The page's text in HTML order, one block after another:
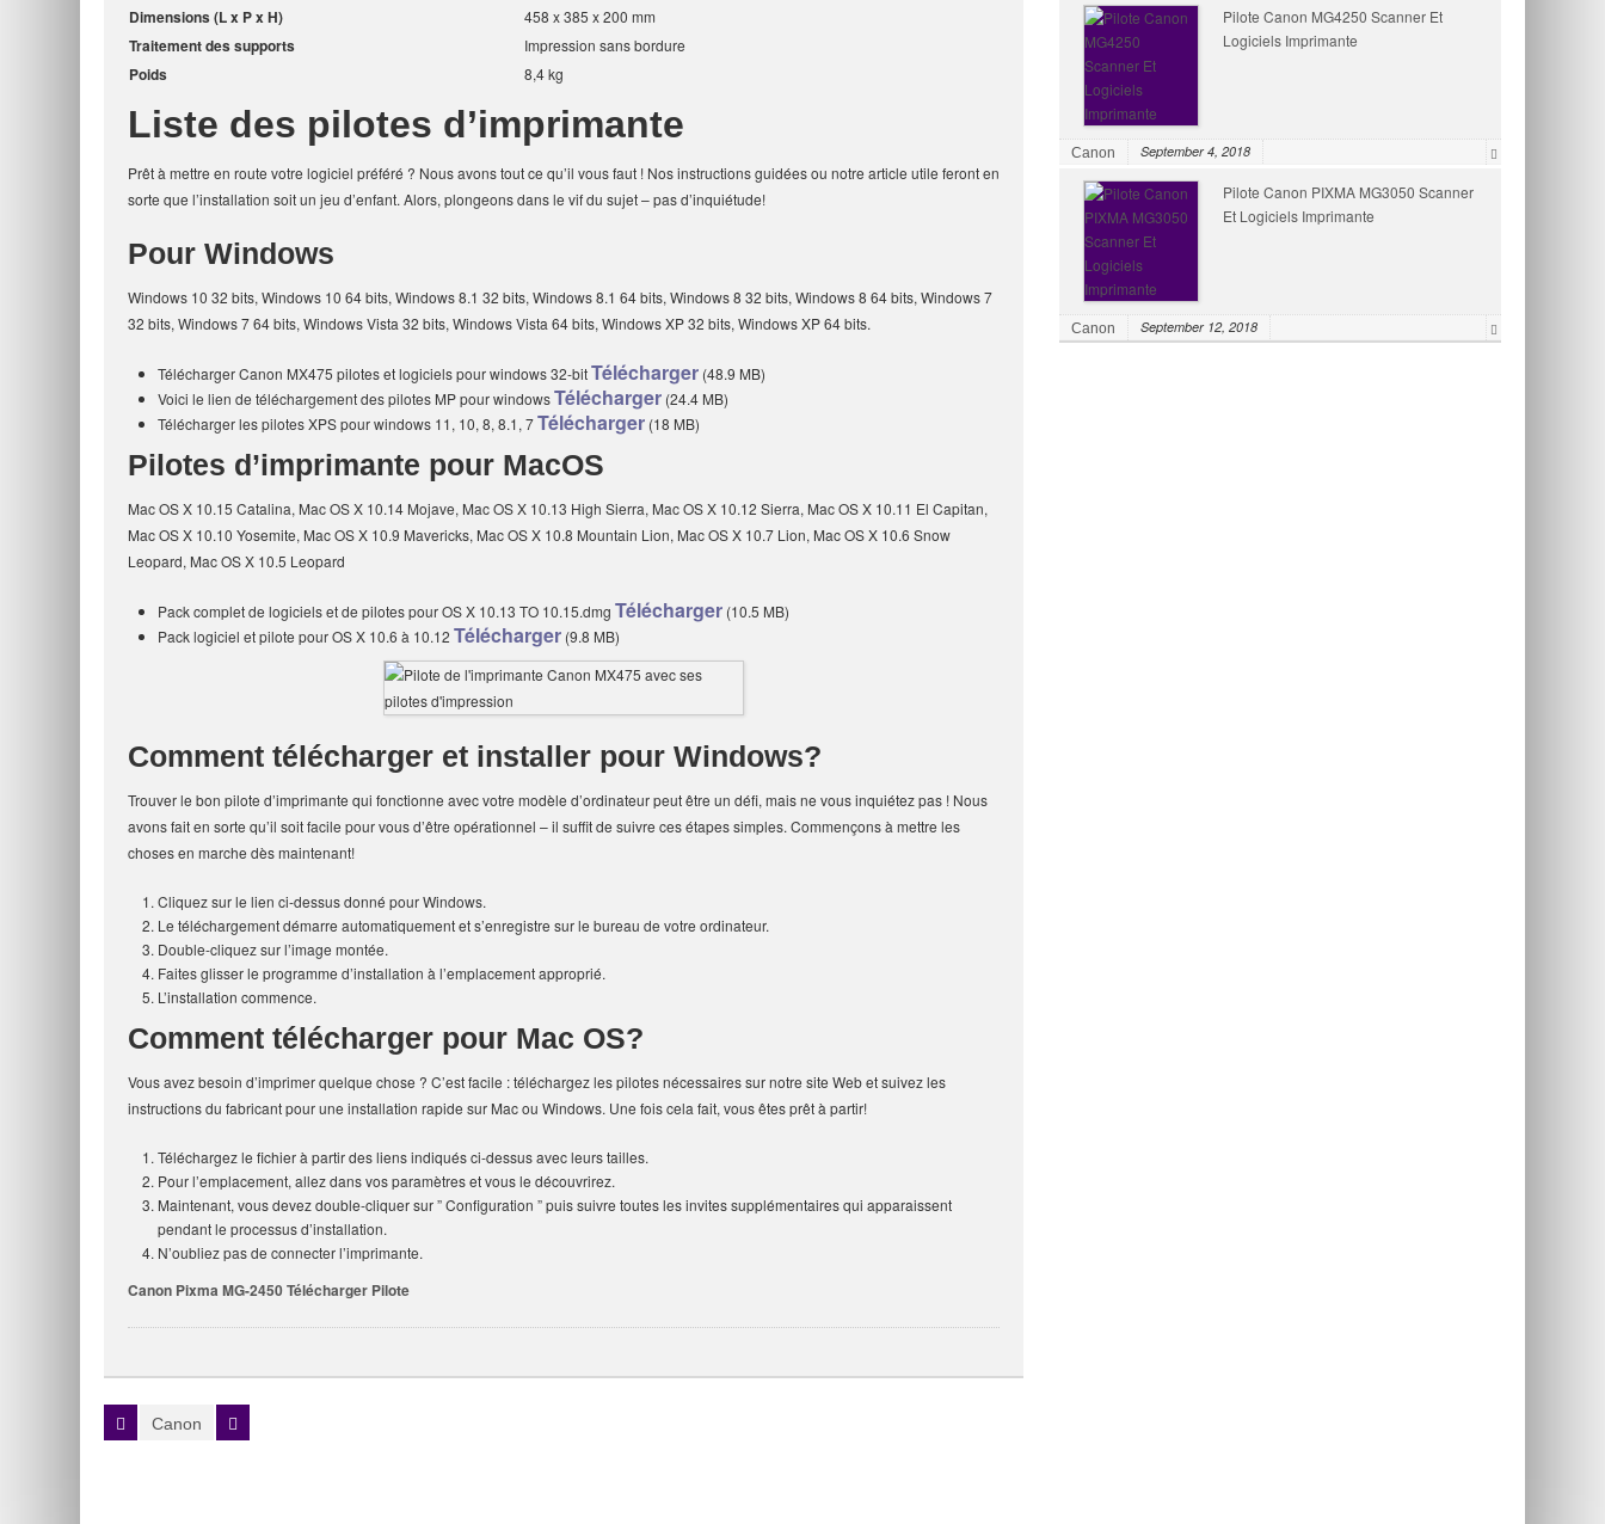
Dimensions (L x P x H) 458 x 385 x 200 mm
Traitement des supports Impression sans bordure
Poids 8,4 kg
Liste des pilotes d’imprimante
Prêt à mettre en route votre logiciel préféré ? Nous avons tout ce qu’il vous faut ! Nos instructions guidées ou notre article utile feront en
sorte que l’installation soit un jeu d’enfant. Alors, plongeons dans le vif du sujet – pas d’inquiétude!
Pour Windows
Windows 10 32 bits, Windows 10 64 bits, Windows 8.1 32 bits, Windows 8.1 64 bits, Windows 8 32 bits, Windows 8 64 bits, Windows 7
32 bits, Windows 7 64 bits, Windows Vista 32 bits, Windows Vista 64 bits, Windows XP 32 bits, Windows XP 64 bits.
Télécharger Canon MX475 pilotes et logiciels pour windows 32-bitTélécharger (48.9 MB)
Voici le lien de téléchargement des pilotes MP pour windowsTélécharger (24.4 MB)
Télécharger les pilotes XPS pour windows 11, 10, 8, 8.1, 7Télécharger (18 MB)
Pilotes d’imprimante pour MacOS
Mac OS X 10.15 Catalina, Mac OS X 10.14 Mojave, Mac OS X 10.13 High Sierra, Mac OS X 10.12 Sierra, Mac OS X 10.11 El Capitan,
Mac OS X 10.10 Yosemite, Mac OS X 10.9 Mavericks, Mac OS X 10.8 Mountain Lion, Mac OS X 10.7 Lion, Mac OS X 10.6 Snow
Leopard, Mac OS X 10.5 Leopard
Pack complet de logiciels et de pilotes pour OS X 10.13 TO 10.15.dmg Télécharger (10.5 MB)
Pack logiciel et pilote pour OS X 10.6 à 10.12 Télécharger (9.8 MB)
Comment télécharger et installer pour Windows?
Trouver le bon pilote d’imprimante qui fonctionne avec votre modèle d’ordinateur peut être un défi, mais ne vous inquiétez pas ! Nous
avons fait en sorte qu’il soit facile pour vous d’être opérationnel – il suffit de suivre ces étapes simples. Commençons à mettre les
choses en marche dès maintenant!
Cliquez sur le lien ci-dessus donné pour Windows.
Le téléchargement démarre automatiquement et s’enregistre sur le bureau de votre ordinateur.
Double-cliquez sur l’image montée.
Faites glisser le programme d’installation à l’emplacement approprié.
L’installation commence.
Comment télécharger pour Mac OS?
Vous avez besoin d’imprimer quelque chose ? C’est facile : téléchargez les pilotes nécessaires sur notre site Web et suivez les
instructions du fabricant pour une installation rapide sur Mac ou Windows. Une fois cela fait, vous êtes prêt à partir!
Téléchargez le fichier à partir des liens indiqués ci-dessus avec leurs tailles.
Pour l’emplacement, allez dans vos paramètres et vous le découvrirez.
Maintenant, vous devez double-cliquer sur ” Configuration ” puis suivre toutes les invites supplémentaires qui apparaissent
pendant le processus d’installation.
N’oubliez pas de connecter l’imprimante.
Canon Pixma MG-2450 Télécharger Pilote
Canon
Pilote Canon MG4250 Scanner Et
Logiciels Imprimante
Canon September 4, 2018
Pilote Canon PIXMA MG3050 Scanner
Et Logiciels Imprimante
Canon September 12, 2018